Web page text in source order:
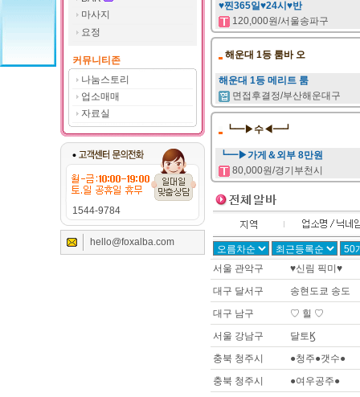
마사지
요정
커뮤니티존
나눔스토리
업소매매
자료실
1544-9784
hello@foxalba.com
♥찐365일♥24시♥반
120,000원/서울송파구
해운대 1등 룸바 오
해운대 1등 메리트 룸
면접후결정/부산해운대구
┗━▶수◀━┛
┗━▶가게＆외부 8만원
80,000원/경기부천시
서울 관악구
♥신림 픽미♥
대구 달서구
송현도쿄 송도
대구 남구
♡ 힐 ♡
서울 강남구
달토Ϗ
충북 청주시
●청주●갯수●
충북 청주시
●여우공주●